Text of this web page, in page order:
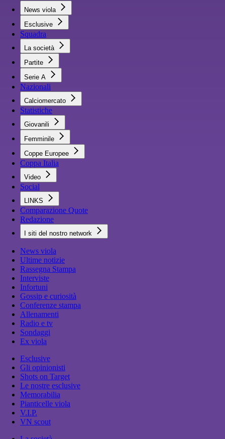
News viola
Esclusive
Squadra
La società
Partite
Serie A
Nazionali
Calciomercato
Statistiche
Giovanili
Femminile
Coppe Europee
Coppa Italia
Video
Social
LINKS
Comparazione Quote
Redazione
I siti del nostro network
News viola
Ultime notizie
Rassegna Stampa
Interviste
Infortuni
Gossip e curiosità
Conferenze stampa
Allenamenti
Radio e tv
Sondaggi
Ex viola
Esclusive
Gli opinionisti
Shots on Target
Le nostre esclusive
Memorabilia
Pianticelle viola
V.I.P.
VN scout